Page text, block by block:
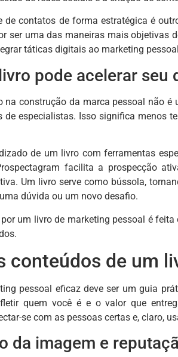
de contatos de forma estratégica é
ser uma das maneiras mais objetivas
táticas digitais ao marketing
pode acelerar seu
na construção da marca pessoal não
de especialistas. Isso significa menos
de um livro com ferramentas
facilita a prospecção
Um livro serve como bússola,
dúvida ou um novo desafio.
um livro de marketing pessoal é
conteúdos de um
pessoal eficaz deve ser um guia
quem você é e o valor que
se com as pessoas certas e, claro,
da imagem e